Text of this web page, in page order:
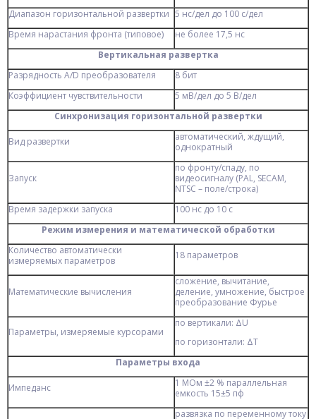
Диапазон горизонтальной развертки 5 нс/дел до 100 с/дел
Время нарастания фронта (типовое)
не более 17,5 нс
Вертикальная развертка
Разрядность А/D преобразователя
8 бит
Коэффициент чувствительности
5 мВ/дел до 5 В/дел
Синхронизация горизонтальной развертки
Вид развертки
автоматический, ждущий,
однократный
Запуск
по фронту/спаду, по
видеосигналу (PAL, SECAM,
NTSC – поле/строка)
Время задержки запуска
100 нс до 10 с
Режим измерения и математической обработки
Количество автоматически
измеряемых параметров
18 параметров
Математические вычисления
сложение, вычитание,
деление, умножение, быстрое
преобразование Фурье
Параметры, измеряемые курсорами
по вертикали: ΔU
по горизонтали: ΔТ
Параметры входа
Импеданс
1 МОм ±2 % параллельная
емкость 15±5 пф
развязка по переменному току